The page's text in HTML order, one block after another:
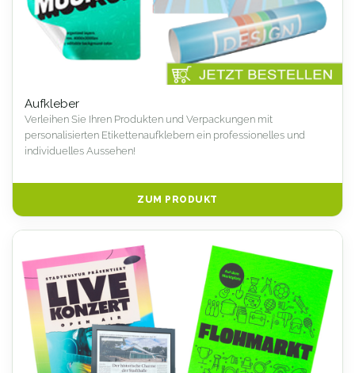
Aufkleber
Verleihen Sie Ihren Produkten und Verpackungen mit
personalisierten Etikettenaufklebern ein professionelles und
individuelles Aussehen!
ZUM PRODUKT